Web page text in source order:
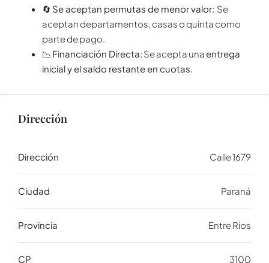
🔄 Se aceptan permutas de menor valor: Se
aceptan departamentos, casas o quinta como
parte de pago.
📉 Financiación Directa: Se acepta unaentrega
inicial y el saldo restante en cuotas.
Dirección
Dirección Calle 1679
Ciudad Paraná
Provincia Entre Ríos
CP 3100